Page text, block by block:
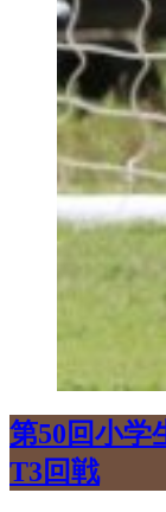
第50回小学
T3回戦